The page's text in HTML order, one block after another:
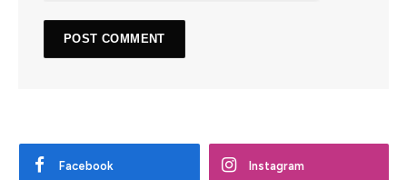
Facebook Instagram